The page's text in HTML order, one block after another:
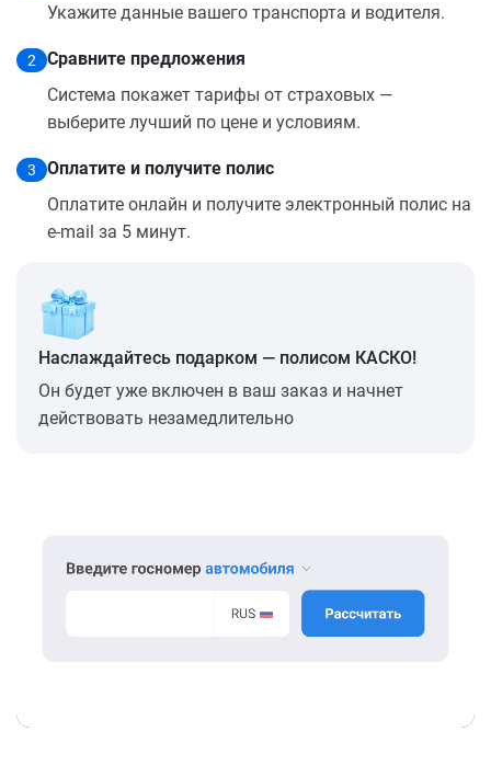
Укажите данные вашего транспорта и водителя.
2
Сравните предложения
Система покажет тарифы от страховых —
выберите лучший по цене и условиям.
3
Оплатите и получите полис
Оплатите онлайн и получите электронный полис на
e-mail за 5 минут.
Наслаждайтесь подарком — полисом КАСКО!
Он будет уже включен в ваш заказ и начнет
действовать незамедлительно